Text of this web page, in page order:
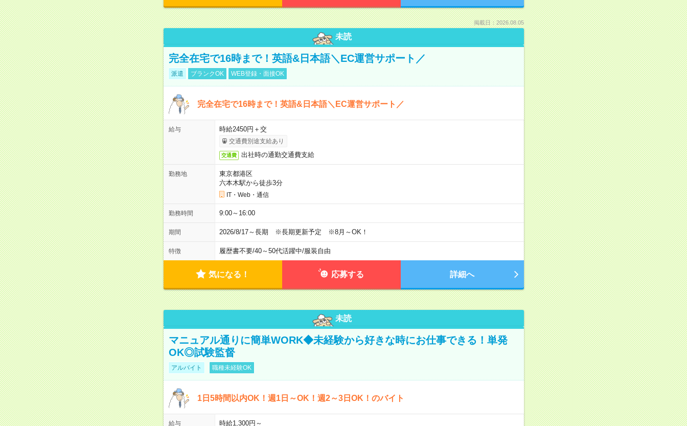
掲載日：2026.08.05
未読
完全在宅で16時まで！英語&日本語＼EC運営サポート／
派遣 ブランクOK WEB登録・面接OK
完全在宅で16時まで！英語&日本語＼EC運営サポート／
給与 時給2450円＋交
交通費別途支給あり
交通費 出社時の通勤交通費支給
勤務地
東京都港区
六本木駅から徒歩3分
IT・Web・通信
勤務時間 9:00～16:00
期間 2026/8/17～長期 ※長期更新予定 ※8月～OK！
特徴 履歴書不要/40～50代活躍中/服装自由
気になる！ 応募する 詳細へ
未読
マニュアル通りに簡単WORK◆未経験から好きな時にお仕事できる！単発
OK◎試験監督
アルバイト 職種未経験OK
1日5時間以内OK！週1日～OK！週2～3日OK！のバイト
給与 時給1,300円～